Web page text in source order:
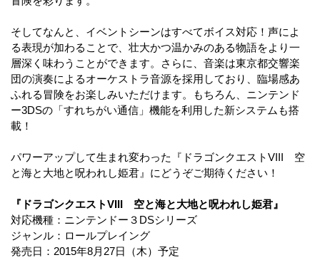
そしてなんと、イベントシーンはすべてボイス対応！声によ
る表現が加わることで、壮大かつ温かみのある物語をより一
層深く味わうことができます。さらに、音楽は東京都交響楽
団の演奏によるオーケストラ音源を採用しており、臨場感あ
ふれる冒険をお楽しみいただけます。もちろん、ニンテンド
ー3DSの「すれちがい通信」機能を利用した新システムも搭
載！
パワーアップして生まれ変わった『ドラゴンクエストVIII 空
と海と大地と呪われし姫君』にどうぞご期待ください！
『ドラゴンクエストVIII 空と海と大地と呪われし姫君』
対応機種：ニンテンドー３DSシリーズ
ジャンル：ロールプレイング
発売日：2015年8月27日（木）予定